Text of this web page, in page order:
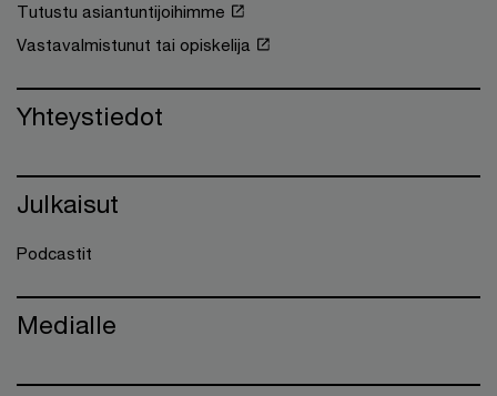
Tutustu asiantuntijoihimme
Vastavalmistunut tai opiskelija
Yhteystiedot
Julkaisut
Podcastit
Medialle